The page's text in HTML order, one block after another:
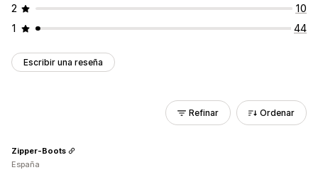
2
10
1
44
Escribir una reseña
Refinar Ordenar
Zipper-Boots
España